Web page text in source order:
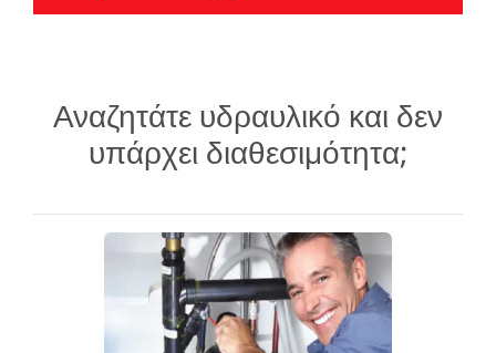
Αναζητάτε υδραυλικό και δεν
υπάρχει διαθεσιμότητα;